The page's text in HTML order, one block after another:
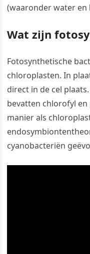
(waaronder water
Wat zijn
Fotosynthetische
chloroplasten. In
direct in de cel
bevatten chlorofyl
manier als
cyanobacteriën